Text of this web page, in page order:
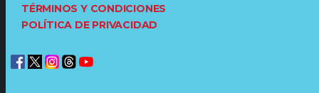
TÉRMINOS Y CONDICIONES
POLÍTICA DE PRIVACIDAD